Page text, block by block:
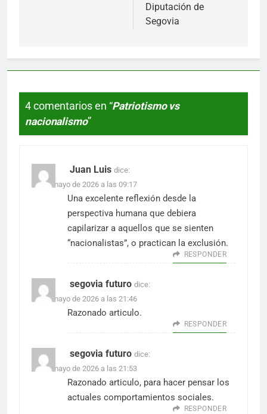
Diputación de
Segovia
4 comentarios en “Patriotismo vs
nacionalismo”
Juan Luis dice:
13 de mayo de 2026 a las 09:17
Una excelente reflexión desde la
perspectiva humana que debiera
capilarizar a aquellos que se sienten
“nacionalistas”, o practican la exclusión.
RESPONDER
segovia futuro dice:
13 de mayo de 2026 a las 21:46
Razonado articulo.
RESPONDER
segovia futuro dice:
13 de mayo de 2026 a las 21:53
Razonado articulo, para hacer pensar los
actuales comportamientos sociales.
RESPONDER